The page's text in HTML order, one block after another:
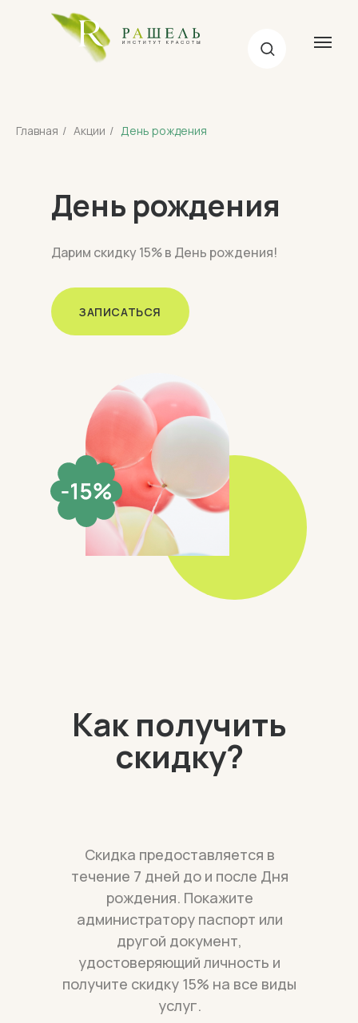
Главная / Акции / День рождения
Дарим скидку 15% в День рождения!
День рождения
ЗАПИСАТЬСЯ
Как получить
скидку?
Скидка предоставляется в
течение 7 дней до и после Дня
рождения. Покажите
администратору паспорт или
другой документ,
удостоверяющий личность и
получите скидку 15% на все виды
услуг.